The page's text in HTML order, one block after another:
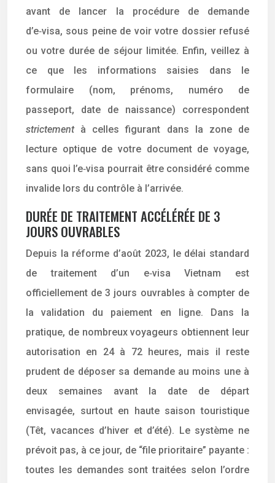
avant de lancer la procédure de demande
d’e‑visa, sous peine de voir votre dossier refusé
ou votre durée de séjour limitée. Enfin, veillez à
ce que les informations saisies dans le
formulaire (nom, prénoms, numéro de
passeport, date de naissance) correspondent
strictementà celles figurant dans la zone de
lecture optique de votre document de voyage,
sans quoi l’e‑visa pourrait être considéré comme
invalide lors du contrôle à l’arrivée.
DURÉE DE TRAITEMENT ACCÉLÉRÉE DE 3
JOURS OUVRABLES
Depuis la réforme d’août 2023, le délai standard
de traitement d’un e‑visa Vietnam est
officiellement de 3 jours ouvrables à compter de
la validation du paiement en ligne. Dans la
pratique, de nombreux voyageurs obtiennent leur
autorisation en 24 à 72 heures, mais il reste
prudent de déposer sa demande au moins une à
deux semaines avant la date de départ
envisagée, surtout en haute saison touristique
(Têt, vacances d’hiver et d’été). Le système ne
prévoit pas, à ce jour, de “file prioritaire” payante :
toutes les demandes sont traitées selon l’ordre